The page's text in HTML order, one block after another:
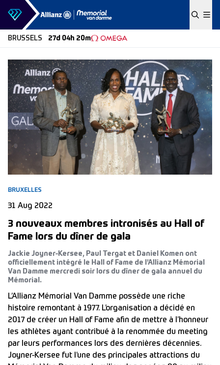
Skip to content
BRUSSELS 27d 04h 20m
BRUXELLES
31 Aug 2022
3 nouveaux membres intronisés au Hall of
Fame lors du dîner de gala
Jackie Joyner-Kersee, Paul Tergat et Daniel Komen ont
officiellement intégré le Hall of Fame de l’Allianz Mémorial
Van Damme mercredi soir lors du dîner de gala annuel du
Mémorial.
L’Allianz Mémorial Van Damme possède une riche
histoire remontant à 1977. L’organisation a décidé en
2017 de créer un Hall of Fame afin de mettre à l’honneur
les athlètes ayant contribué à la renommée du meeting
par leurs performances lors des dernières décennies.
Joyner-Kersee fut l’une des principales attractions du